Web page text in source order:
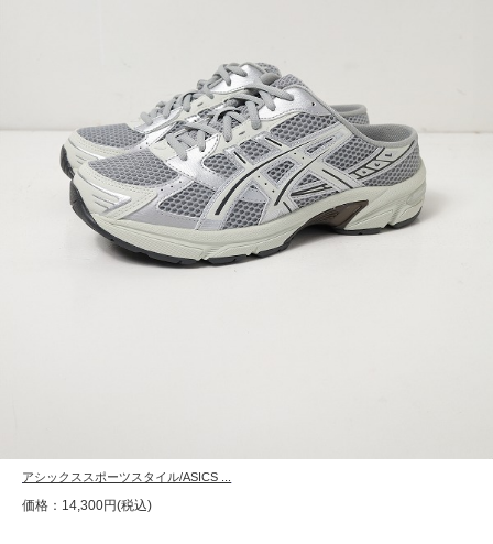
アシックススポーツスタイル/ASICS ...
価格：14,300円(税込)